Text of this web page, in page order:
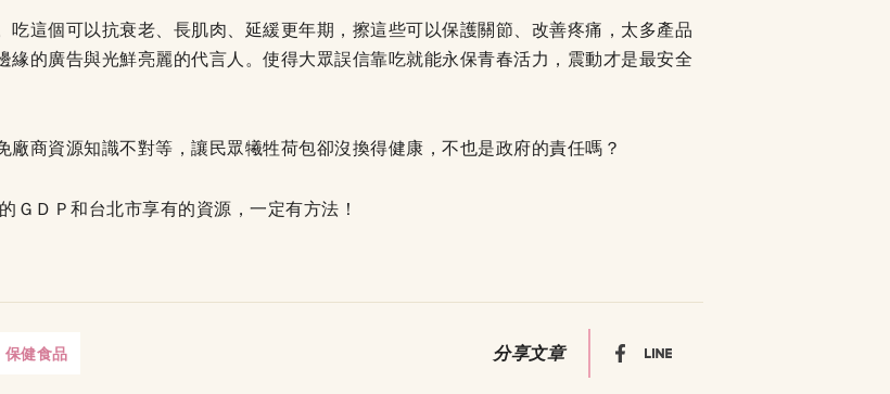
這個可以抗衰老、長肌肉、延緩更年期，擦這些可以保護關節、改善疼痛，太多產品
的廣告與光鮮亮麗的代言人。使得大眾誤信靠吃就能永保青春活力，震動才是最安全
商資源知識不對等，讓民眾犧牲荷包卻沒換得健康，不也是政府的責任嗎？
ＧＤＰ和台北市享有的資源，一定有方法！
保健食品 分享文章